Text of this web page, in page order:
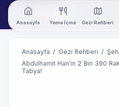
Anasayfa Yeme İçme Gezi Rehberi
Anasayfa / Gezi Rehberi /
Abdulhamit Han'ın 2 Bin 390
Tabya!